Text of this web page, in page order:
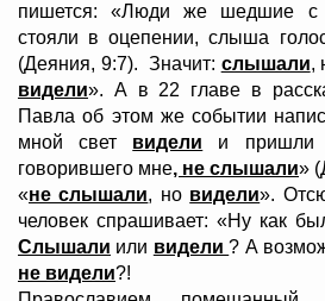
пишется: «Люди же шедшие
стояли в оцепении, слыша
(Деяния, 9:7). Значит: слышали,
видели». А в 22 главе в
Павла об этом же событии
мной свет видели и пришли
говорившего мне, не слышали»
«не слышали, но видели».
человек спрашивает: «Ну как
Слышали или видели? А
не видели?!